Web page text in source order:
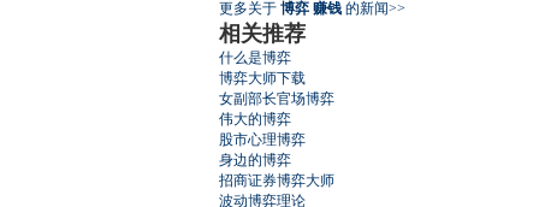
更多关于 博弈 赚钱 的新闻>>
相关推荐
什么是博弈
博弈大师下载
女副部长官场博弈
伟大的博弈
股市心理博弈
身边的博弈
招商证券博弈大师
波动博弈理论